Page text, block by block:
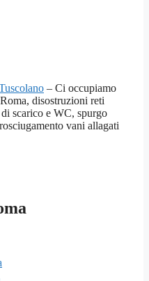
– Ci occupiamo
disostruzioni reti
scarico e WC, spurgo
vani allagati